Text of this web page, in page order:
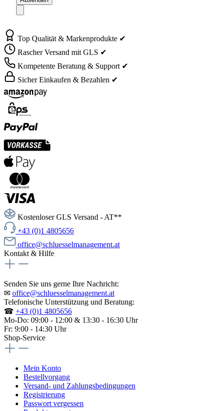
Top Qualität & Markenprodukte ✔
Rascher Versand mit GLS ✔
Kompetente Beratung & Support ✔
Sicher Einkaufen & Bezahlen ✔
Kostenloser GLS Versand - AT**
+43 (0)1 4805656
office@schluesselmanagement.at
Kontakt & Hilfe
Senden Sie uns gerne Ihre Nachricht:
✉ office@schluesselmanagement.at
Telefonische Unterstützung und Beratung:
☎ +43 (0)1 4805656
Mo-Do: 09:00 - 12:00 & 13:30 - 16:30 Uhr
Fr: 9:00 - 14:30 Uhr
Shop-Service
Mein Konto
Bestellvorgang
Versand- und Zahlungsbedingungen
Registrierung
Passwort vergessen